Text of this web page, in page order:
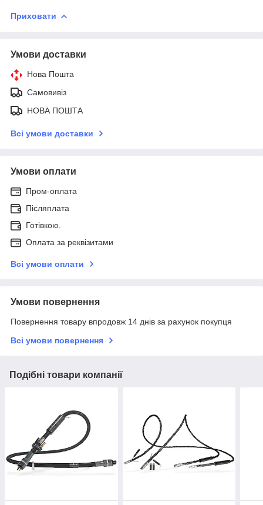
Приховати
Умови доставки
Нова Пошта
Самовивіз
НОВА ПОШТА
Всі умови доставки
Умови оплати
Пром-оплата
Післяплата
Готівкою.
Оплата за реквізитами
Всі умови оплати
Умови повернення
Повернення товару впродовж 14 днів за рахунок покупця
Всі умови повернення
Подібні товари компанії